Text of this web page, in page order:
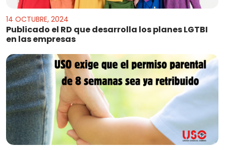
14 OCTUBRE, 2024
Publicado el RD que desarrolla los planes LGTBI
en las empresas